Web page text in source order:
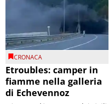
CRONACA
Etroubles: camper in
fiamme nella galleria
di Echevennoz